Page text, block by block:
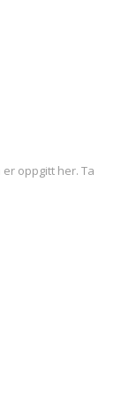
oppgitt her. Ta